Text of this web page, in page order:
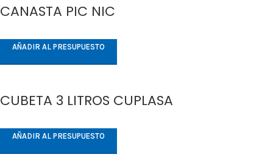
CANASTA PIC NIC
AÑADIR AL PRESUPUESTO
CUBETA 3 LITROS CUPLASA
AÑADIR AL PRESUPUESTO